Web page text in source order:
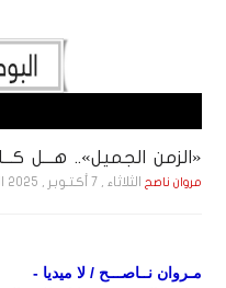
«الزمن الجميل».. هـــل
مروان ناصح الثلاثاء , 7 أكـتـوبـر , 2025 الساعة 4:31:54 PM
مـروان نــاصـــح / لا ميديا -